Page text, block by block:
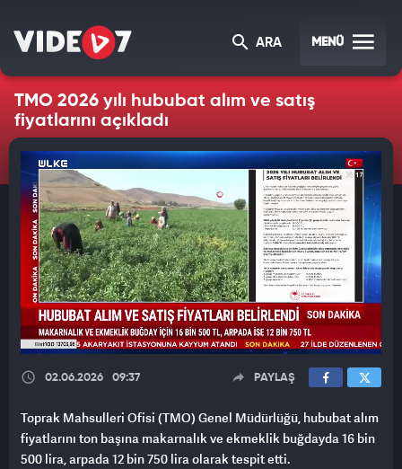
ARA MENÜ
TMO 2026 yılı hububat alım ve satış
fiyatlarını açıkladı
02.06.2026 09:37 PAYLAŞ
Toprak Mahsulleri Ofisi (TMO) Genel Müdürlüğü, hububat alım
fiyatlarını ton başına makarnalık ve ekmeklik buğdayda 16 bin
500 lira, arpada 12 bin 750 lira olarak tespit etti.